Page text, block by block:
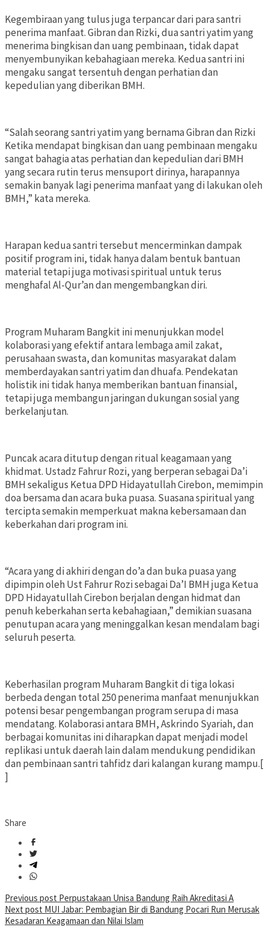
Kegembiraan yang tulus juga terpancar dari para santri
penerima manfaat. Gibran dan Rizki, dua santri yatim yang
menerima bingkisan dan uang pembinaan, tidak dapat
menyembunyikan kebahagiaan mereka. Kedua santri ini
mengaku sangat tersentuh dengan perhatian dan
kepedulian yang diberikan BMH.
“Salah seorang santri yatim yang bernama Gibran dan Rizki
Ketika mendapat bingkisan dan uang pembinaan mengaku
sangat bahagia atas perhatian dan kepedulian dari BMH
yang secara rutin terus mensuport dirinya, harapannya
semakin banyak lagi penerima manfaat yang di lakukan oleh
BMH,” kata mereka.
Harapan kedua santri tersebut mencerminkan dampak
positif program ini, tidak hanya dalam bentuk bantuan
material tetapi juga motivasi spiritual untuk terus
menghafal Al-Qur’an dan mengembangkan diri.
Program Muharam Bangkit ini menunjukkan model
kolaborasi yang efektif antara lembaga amil zakat,
perusahaan swasta, dan komunitas masyarakat dalam
memberdayakan santri yatim dan dhuafa. Pendekatan
holistik ini tidak hanya memberikan bantuan finansial,
tetapi juga membangun jaringan dukungan sosial yang
berkelanjutan.
Puncak acara ditutup dengan ritual keagamaan yang
khidmat. Ustadz Fahrur Rozi, yang berperan sebagai Da’i
BMH sekaligus Ketua DPD Hidayatullah Cirebon, memimpin
doa bersama dan acara buka puasa. Suasana spiritual yang
tercipta semakin memperkuat makna kebersamaan dan
keberkahan dari program ini.
“Acara yang di akhiri dengan do’a dan buka puasa yang
dipimpin oleh Ust Fahrur Rozi sebagai Da’I BMH juga Ketua
DPD Hidayatullah Cirebon berjalan dengan hidmat dan
penuh keberkahan serta kebahagiaan,” demikian suasana
penutupan acara yang meninggalkan kesan mendalam bagi
seluruh peserta.
Keberhasilan program Muharam Bangkit di tiga lokasi
berbeda dengan total 250 penerima manfaat menunjukkan
potensi besar pengembangan program serupa di masa
mendatang. Kolaborasi antara BMH, Askrindo Syariah, dan
berbagai komunitas ini diharapkan dapat menjadi model
replikasi untuk daerah lain dalam mendukung pendidikan
dan pembinaan santri tahfidz dari kalangan kurang mampu.[
]
Share
Post
navigation
Previous post Perpustakaan Unisa Bandung Raih Akreditasi A
Next post MUI Jabar: Pembagian Bir di Bandung Pocari Run Merusak
Kesadaran Keagamaan dan Nilai Islam